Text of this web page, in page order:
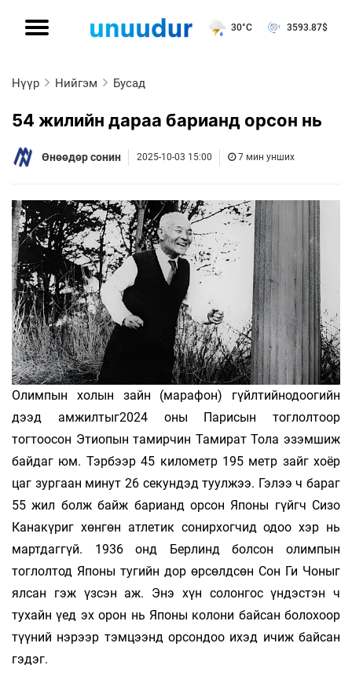
30°C 3593.87$
Нүүр Нийгэм Бусад
54 жилийн дараа барианд орсон нь
Өнөөдөр сонин 2025-10-03 15:00 7 мин унших
Олимпын холын зайн (марафон) гүйлтийнодоогийн
дээд амжилтыг2024 оны Парисын тоглолтоор
тогтоосон Этиопын тамирчин Тамират Тола эзэмшиж
байдаг юм. Тэрбээр 45 километр 195 метр зайг хоёр
цаг зургаан минут 26 секундэд туулжээ. Гэлээ ч бараг
55 жил болж байж барианд орсон Японы гүйгч Сизо
Канакүриг хөнгөн атлетик сонирхогчид одоо хэр нь
мартдаггүй. 1936 онд Берлинд болсон олимпын
тоглолтод Японы тугийн дор өрсөлдсөн Сон Ги Чоныг
ялсан гэж үзсэн аж. Энэ хүн солонгос үндэстэн ч
тухайн үед эх орон нь Японы колони байсан болохоор
түүний нэрээр тэмцээнд орсондоо ихэд ичиж байсан
гэдэг.